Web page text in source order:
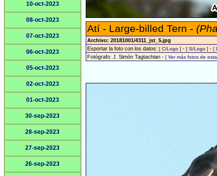
10-oct-2023
08-oct-2023
07-oct-2023
06-oct-2023
05-oct-2023
02-oct-2023
01-oct-2023
30-sep-2023
28-sep-2023
27-sep-2023
26-sep-2023
Atí - Large-billed Tern -
Archivo: 20181001/4311_jst_5.jpg
Exportar la foto con los datos: [ C/Logo ] - [ S/Logo ] - [
Fotógrafo: J. Simón Tagtachian - [ Ver más fotos de